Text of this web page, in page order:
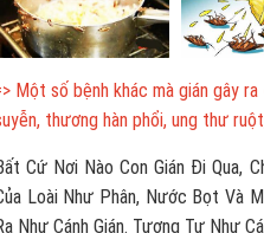
Một số bệnh khác mà gián gây
thương hàn phổi, ung thư
Cứ Nơi Nào Con Gián Đi Qua,
Loài Như Phân, Nước Bọt Và
Như Cánh Gián. Tương Tự Như